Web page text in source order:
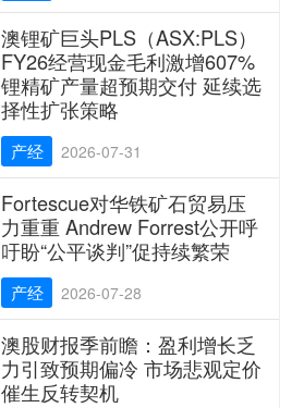
澳锂矿巨头PLS（ASX:PLS）
FY26经营现金毛利激增607%
锂精矿产量超预期交付 延续选
择性扩张策略
产经 2026-07-31
Fortescue对华铁矿石贸易压
力重重 Andrew Forrest公开呼
吁盼“公平谈判”促持续繁荣
产经 2026-07-28
澳股财报季前瞻：盈利增长乏
力引致预期偏冷 市场悲观定价
催生反转契机